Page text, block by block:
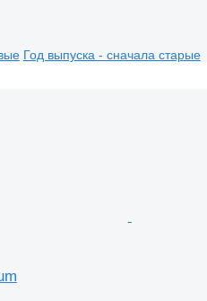
Год выпуска - сначала старые